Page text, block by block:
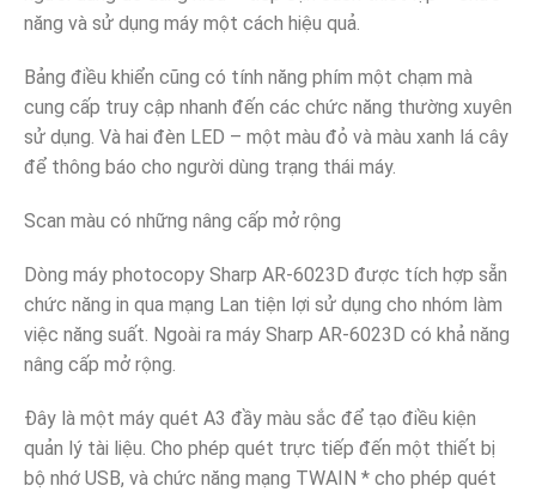
năng và sử dụng máy một cách hiệu quả.
Bảng điều khiển cũng có tính năng phím một chạm mà
cung cấp truy cập nhanh đến các chức năng thường xuyên
sử dụng. Và hai đèn LED – một màu đỏ và màu xanh lá cây
để thông báo cho người dùng trạng thái máy.
Scan màu có những nâng cấp mở rộng
Dòng máy photocopy Sharp AR-6023D được tích hợp sẵn
chức năng in qua mạng Lan tiện lợi sử dụng cho nhóm làm
việc năng suất. Ngoài ra máy Sharp AR-6023D có khả năng
nâng cấp mở rộng.
Đây là một máy quét A3 đầy màu sắc để tạo điều kiện
quản lý tài liệu. Cho phép quét trực tiếp đến một thiết bị
bộ nhớ USB, và chức năng mạng TWAIN * cho phép quét